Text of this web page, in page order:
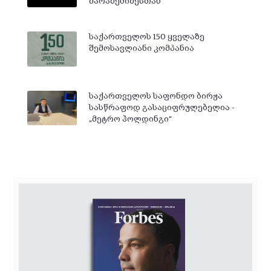
საქართველოს 150 ყველაზე
შემოსავლიანი კომპანია
საქართველოს საფონდო ბირჟა
სასწრაფოდ გასაციფრულებელია -
„მეტრო ჰოლდინგი“